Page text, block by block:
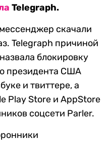
Telegraph.
скачали
Telegraph причиной
блокировку
президента США
и твиттере, а
Play Store и AppStore
соцсети Parler.